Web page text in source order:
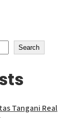
Search
Tangani Real